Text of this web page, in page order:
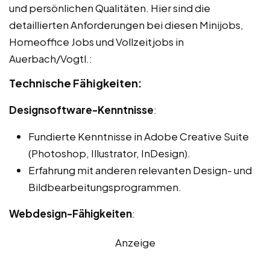
und persönlichen Qualitäten. Hier sind die
detaillierten Anforderungen bei diesen Minijobs,
Homeoffice Jobs und Vollzeitjobs in
Auerbach/Vogtl.:
Technische Fähigkeiten:
Designsoftware-Kenntnisse:
Fundierte Kenntnisse in Adobe Creative Suite
(Photoshop, Illustrator, InDesign).
Erfahrung mit anderen relevanten Design- und
Bildbearbeitungsprogrammen.
Webdesign-Fähigkeiten:
Anzeige